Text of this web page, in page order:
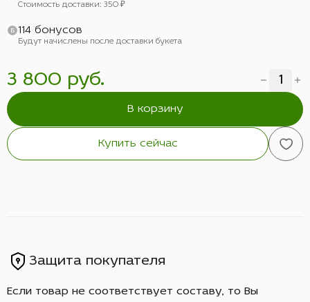
Стоимость доставки: 350 ₽
114 бонусов
Будут начислены после доставки букета
3 800 руб.
В корзину
Купить сейчас
Защита покупателя
Если товар не соответствует составу, то Вы